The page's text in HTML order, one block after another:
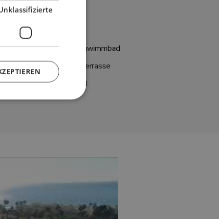
Beheiztes Svhwimmbad
Überdachte Terrasse
Guter Zustand
consent and
with the site. It
regarding